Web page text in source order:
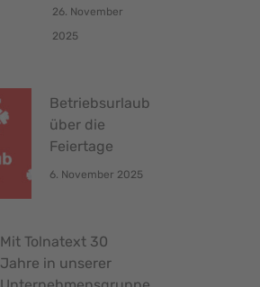
26. November
2025
Betriebsurlaub
über die
Feiertage
6. November 2025
Mit Tolnatext 30
Jahre in unserer